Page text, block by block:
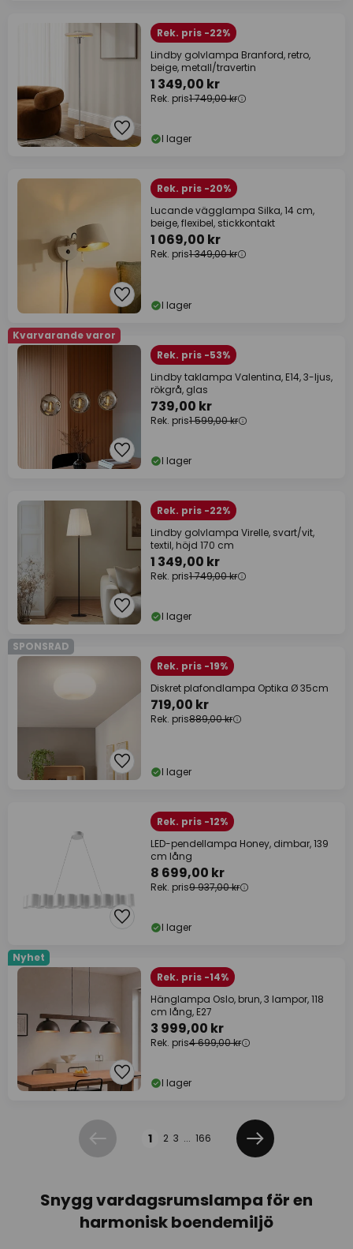
Rek. pris -22%
Lindby golvlampa Branford, retro,
beige, metall/travertin
1 349,00 kr
Rek. pris1 749,00 kr
I lager
Rek. pris -20%
Lucande vägglampa Silka, 14 cm,
beige, flexibel, stickkontakt
1 069,00 kr
Rek. pris1 349,00 kr
I lager
Kvarvarande varor
Rek. pris -53%
Lindby taklampa Valentina, E14, 3-ljus,
rökgrå, glas
739,00 kr
Rek. pris1 599,00 kr
I lager
Rek. pris -22%
Lindby golvlampa Virelle, svart/vit,
textil, höjd 170 cm
1 349,00 kr
Rek. pris1 749,00 kr
I lager
SPONSRAD
Rek. pris -19%
Diskret plafondlampa Optika Ø 35cm
719,00 kr
Rek. pris889,00 kr
I lager
Rek. pris -12%
LED-pendellampa Honey, dimbar, 139
cm lång
8 699,00 kr
Rek. pris9 937,00 kr
I lager
Nyhet
Rek. pris -14%
Hänglampa Oslo, brun, 3 lampor, 118
cm lång, E27
3 999,00 kr
Rek. pris4 699,00 kr
I lager
Föregående
1 2 3 ... 166
Nästa
Snygg vardagsrumslampa för en
harmonisk boendemiljö